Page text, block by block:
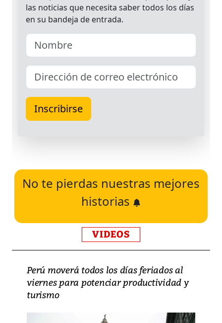
No te pierdas nuestras mejores
historias
VIDEOS
Perú moverá todos los días feriados al
viernes para potenciar productividad y
turismo